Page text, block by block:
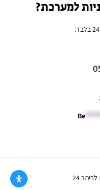
למערכת?
Be